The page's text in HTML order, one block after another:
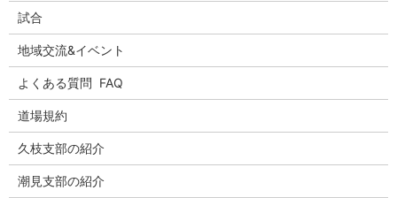
試合
地域交流&イベント
よくある質問 FAQ
道場規約
久枝支部の紹介
潮見支部の紹介